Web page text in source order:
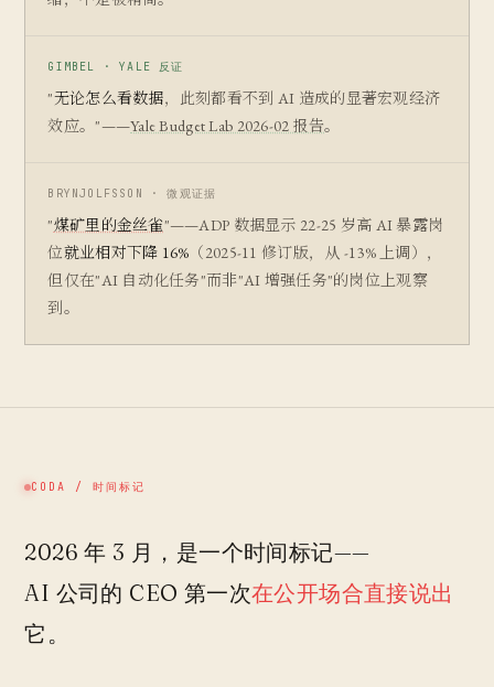
GIMBEL · YALE 反证
"无论怎么看数据，此刻都看不到 AI 造成的显著宏观经济
效应。"——Yale Budget Lab 2026-02 报告。
BRYNJOLFSSON · 微观证据
"煤矿里的金丝雀"——ADP 数据显示 22-25 岁高 AI 暴露岗
位就业相对下降 16% （2025-11 修订版，从 -13% 上调），
但仅在"AI 自动化任务"而非"AI 增强任务"的岗位上观察
到。
CODA / 时间标记
2026 年 3 月，是一个时间标记——
AI 公司的 CEO 第一次在公开场合直接说出
它。